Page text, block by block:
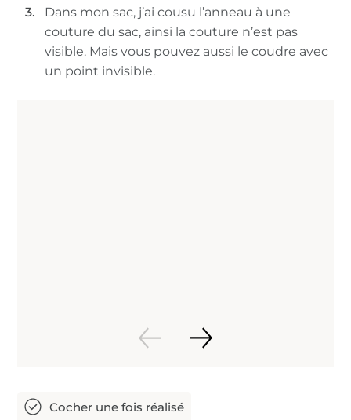
Dans mon sac, j’ai cousu l’anneau à une
couture du sac, ainsi la couture n’est pas
visible. Mais vous pouvez aussi le coudre avec
un point invisible.